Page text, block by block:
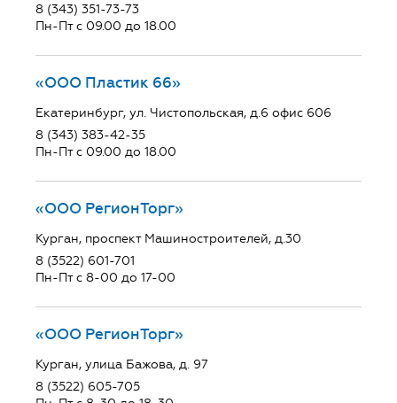
8 (343) 351-73-73
Пн-Пт с 09.00 до 18.00
«ООО Пластик 66»
Екатеринбург, ул. Чистопольская, д.6 офис 606
8 (343) 383-42-35
Пн-Пт с 09.00 до 18.00
«ООО РегионТорг»
Курган, проспект Машиностроителей, д.30
8 (3522) 601-701
Пн-Пт с 8-00 до 17-00
«ООО РегионТорг»
Курган, улица Бажова, д. 97
8 (3522) 605-705